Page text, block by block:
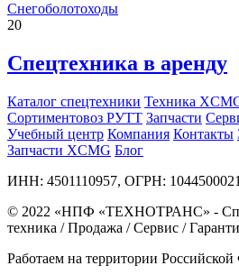
Снегоболотоходы
20
Спецтехника в аренду
Каталог спецтехники Техника
Сортиментовоз РУТТ Запчасти
Учебный центр Компания Контакты
Запчасти XCMG Блог
ИНН: 4501110957, ОГРН:
© 2022 «НПФ «ТЕХНОТРАНС» -
техника / Продажа / Сервис /
Работаем на территории